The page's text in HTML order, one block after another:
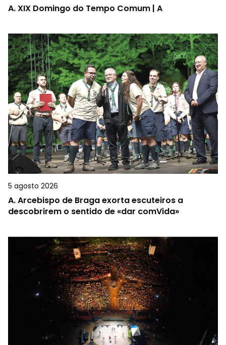
A.XIX Domingo do Tempo Comum | A
5 agosto 2026
A.Arcebispo de Braga exorta escuteiros a
descobrirem o sentido de «dar comVida»